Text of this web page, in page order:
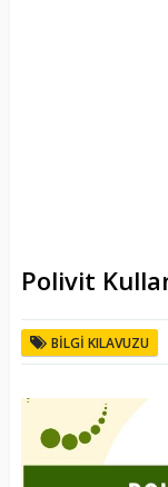
Polivit
BILGI KILAVUZU